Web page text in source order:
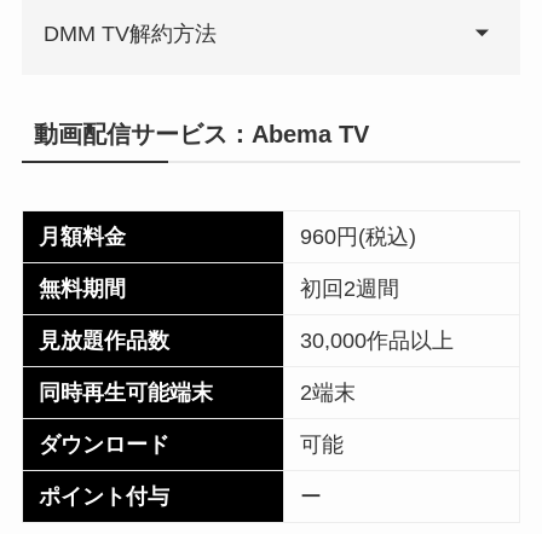
DMM TV解約方法
動画配信サービス：Abema TV
月額料金 960円(税込)
無料期間 初回2週間
見放題作品数 30,000作品以上
同時再生可能端末 2端末
ダウンロード 可能
ポイント付与 ー